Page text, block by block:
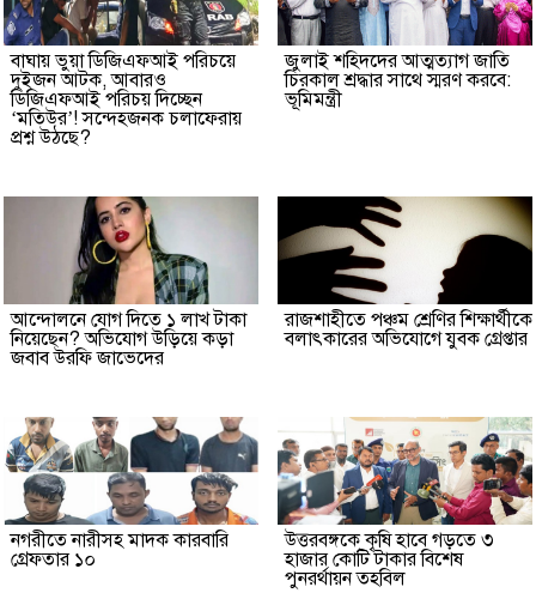
বাঘায় ভুয়া ডিজিএফআই পরিচয়ে
দুইজন আটক, আবারও
ডিজিএফআই পরিচয় দিচ্ছেন
‘মতিউর’! সন্দেহজনক চলাফেরায়
প্রশ্ন উঠছে?
জুলাই শহিদদের আত্মত্যাগ জাতি
চিরকাল শ্রদ্ধার সাথে স্মরণ করবে:
ভূমিমন্ত্রী
আন্দোলনে যোগ দিতে ১ লাখ টাকা
নিয়েছেন? অভিযোগ উড়িয়ে কড়া
জবাব উরফি জাভেদের
রাজশাহীতে পঞ্চম শ্রেণির শিক্ষার্থীকে
বলাৎকারের অভিযোগে যুবক গ্রেপ্তার
নগরীতে নারীসহ মাদক কারবারি
গ্রেফতার ১০
উত্তরবঙ্গকে কৃষি হাবে গড়তে ৩
হাজার কোটি টাকার বিশেষ
পুনরর্থায়ন তহবিল